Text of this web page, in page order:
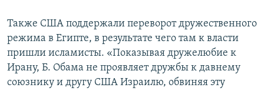
Также США поддержали переворот дружественного
режима в Египте, в результате чего там к власти
пришли исламисты. «Показывая дружелюбие к
Ирану, Б. Обама не проявляет дружбы к давнему
союзнику и другу США Израилю, обвиняя эту